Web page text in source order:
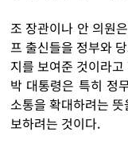
조 장관이나 안 의원
프 출신들을 정부와
지를 보여준 것이라
박 대통령은 특히 정
소통을 확대하려는
보하려는 것이다.